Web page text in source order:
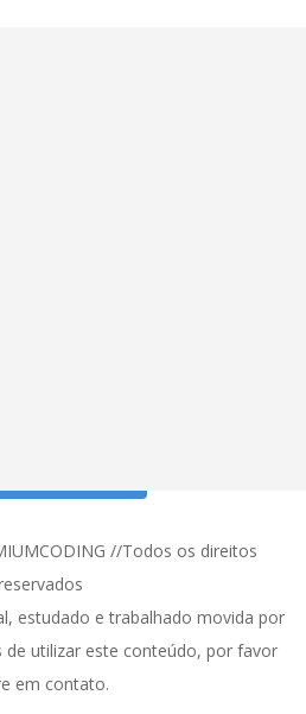
//Todos os direitos
estudado e trabalhado movida por
de utilizar este conteúdo, por favor
em contato.